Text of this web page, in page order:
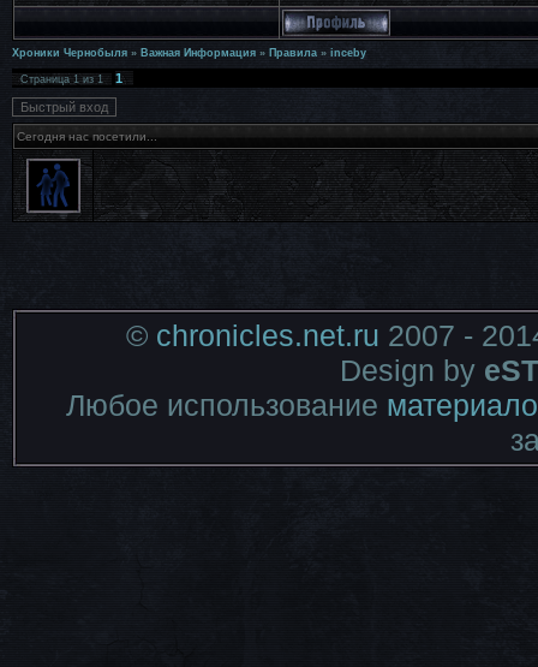
Хроники Чернобыля » Важная Информация » Правила » inceby
Страница1из1 1
Сегодня нас посетили...
© chronicles.net.ru 2007 -
Design by
Любое использование